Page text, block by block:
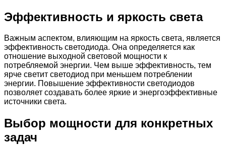
Эффективность и яркость света
Важным аспектом, влияющим на яркость света, является
эффективность светодиода. Она определяется как
отношение выходной световой мощности к
потребляемой энергии. Чем выше эффективность, тем
ярче светит светодиод при меньшем потреблении
энергии. Повышение эффективности светодиодов
позволяет создавать более яркие и энергоэффективные
источники света.
Выбор мощности для конкретных
задач